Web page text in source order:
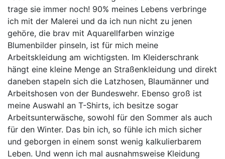
trage sie immer noch! 90% meines Lebens verbringe
ich mit der Malerei und da ich nun nicht zu jenen
gehöre, die brav mit Aquarellfarben winzige
Blumenbilder pinseln, ist für mich meine
Arbeitskleidung am wichtigsten. Im Kleiderschrank
hängt eine kleine Menge an Straßenkleidung und direkt
daneben stapeln sich die Latzhosen, Blaumänner und
Arbeitshosen von der Bundeswehr. Ebenso groß ist
meine Auswahl an T-Shirts, ich besitze sogar
Arbeitsunterwäsche, sowohl für den Sommer als auch
für den Winter. Das bin ich, so fühle ich mich sicher
und geborgen in einem sonst wenig kalkulierbarem
Leben. Und wenn ich mal ausnahmsweise Kleidung